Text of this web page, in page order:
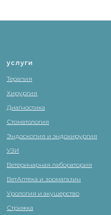
услуги
Терапия
Хирургия
Диагностика
Стоматология
Эндоскопия и эндохирургия
УЗИ
Ветеринарная лаборатория
ВетАптека и зоомагазин
Урология и акушерство
Стрижка